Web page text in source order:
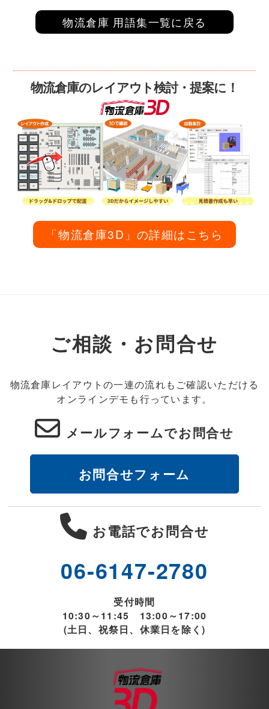
物流倉庫 用語集一覧に戻る
物流倉庫のレイアウト検討・提案に！
「物流倉庫3D」の詳細はこちら
ご相談・お問合せ
物流倉庫レイアウトの一連の流れもご確認いただける
オンラインデモも行っています。
メールフォームでお問合せ
お問合せフォーム
お電話でお問合せ
06-6147-2780
受付時間
10:30～11:45 13:00～17:00
(土日、祝祭日、休業日を除く)